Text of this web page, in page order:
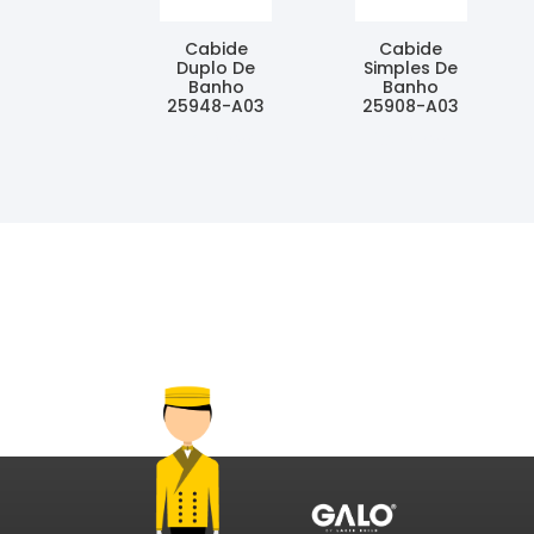
Cabide
Duplo De
Banho
25948-A03
Cabide
Simples De
Banho
25908-A03